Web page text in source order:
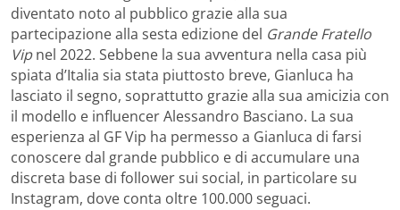
diventato noto al pubblico grazie alla sua
partecipazione alla sesta edizione del Grande Fratello
Vipnel 2022. Sebbene la sua avventura nella casa più
spiata d’Italia sia stata piuttosto breve, Gianluca ha
lasciato il segno, soprattutto grazie alla sua amicizia con
il modello e influencer Alessandro Basciano. La sua
esperienza al GF Vip ha permesso a Gianluca di farsi
conoscere dal grande pubblico e di accumulare una
discreta base di follower sui social, in particolare su
Instagram, dove conta oltre 100.000 seguaci.